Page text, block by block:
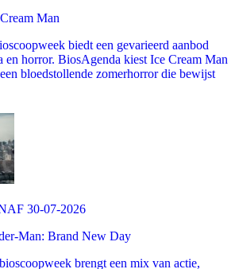
Man
biedt een gevarieerd aanbod
en horror. BiosAgenda kiest Ice Cream Man
bloedstollende zomerhorror die bewijst
30-07-2026
Man: Brand New Day
brengt een mix van actie,